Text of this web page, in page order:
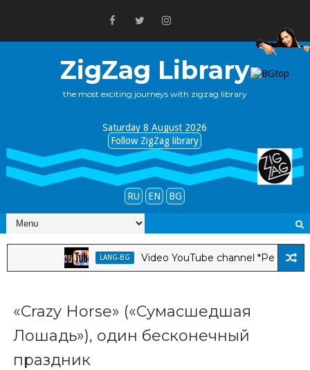
ZigZag Library
the most exciting journeys with zigzag library
Saturday 8 August 2026
Follow ZigZag library
RU EN BG
LANG-BG Video YouTube channel *Pepa
«Crazy Horse» («Сумасшедшая
Лошадь»), один бесконечный
праздник